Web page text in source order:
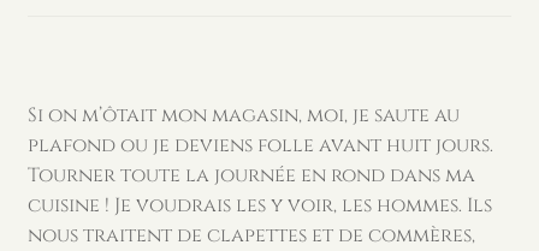
Si on m’ôtait mon magasin, moi, je saute au
plafond ou je deviens folle avant huit jours.
Tourner toute la journée en rond dans ma
cuisine ! Je voudrais les y voir, les hommes. Ils
nous traitent de clapettes et de commères,